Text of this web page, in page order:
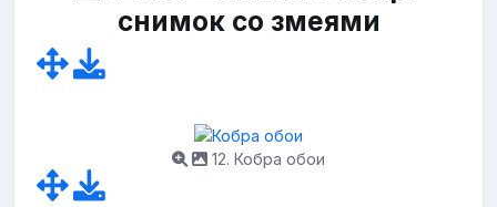
снимок со змеями
12. Кобра обои